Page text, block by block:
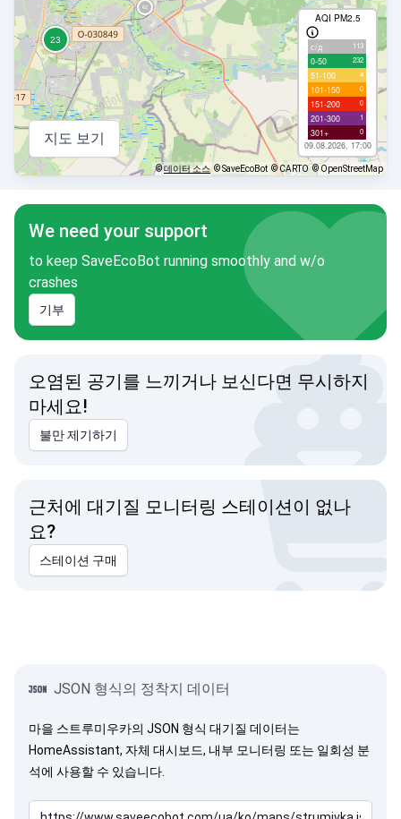
AQI PM2.5
с/д 113
0-50 232
51-100 4
101-150 0
151-200 0
201-300 1
301+ 0
09.08.2026, 17:00
지도 보기
©데이터 소스 © SaveEcoBot © CARTO © OpenStreetMap
We need your support
to keep SaveEcoBot running smoothly and w/o
crashes
기부
오염된 공기를 느끼거나 보신다면 무시하지
마세요!
불만 제기하기
근처에 대기질 모니터링 스테이션이 없나
요?
스테이션 구매
JSON 형식의 정착지 데이터
마을 스트루미우카의 JSON 형식 대기질 데이터는
HomeAssistant, 자체 대시보드, 내부 모니터링 또는 일회성 분
석에 사용할 수 있습니다.